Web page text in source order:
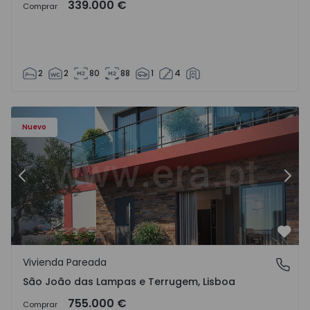
Comprar 339.000 €
2 2 80 88 1 4
Nuevo
Anterior
São João das Lampas e Terrugem, Lisboa
Vivienda Pareada
São João das Lampas e Terrugem, Lisboa
Comprar 755.000 €